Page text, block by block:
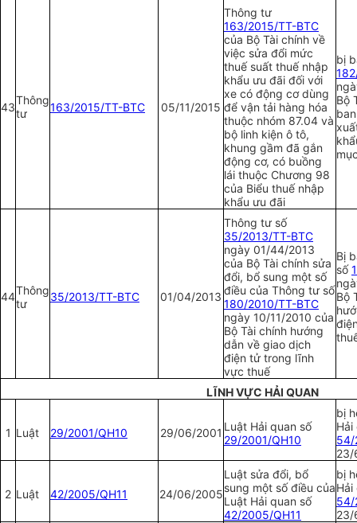
43
Thông
tư
163/2015/TT-BTC 05/11/2015
Thông tư
163/2015/TT-BTC
của Bộ Tài chính về
việc sửa đổi mức
thuế suất thuế nhập
khẩu ưu đãi đối với
xe có động cơ dùng
để vận tải hàng hóa
thuộc nhóm 87.04 và
bộ linh kiện ô tô,
khung gầm đã gắn
động cơ, có buồng
lái thuộc Chương 98
của Biểu thuế nhập
khẩu ưu đãi
bị
1
Bộ
44Thông
tư
35/2013/TT-BTC 01/04/2013
Thông tư số
35/2013/TT-BTC
ngày 01/44/2013
của Bộ Tài chính sửa
đổi, bổ sung một số
điều của Thông tư số
180/2010/TT-BTC
ngày 10/11/2010 của
Bộ Tài chính hướng
dẫn về giao dịch
điện tử trong lĩnh
vực thuế
Bị
số
Bộ
LĨNH VỰC HẢI QUAN
1 Luật 29/2001/QH10 29/06/2001 Luật Hải quan số
29/2001/QH10
bị
Hải
54/
23/
2 Luật 42/2005/QH11 24/06/2005
Luật sửa đổi, bổ
sung một số điều của
Luật Hải quan số
42/2005/QH11
bị
Hải
54/
23/